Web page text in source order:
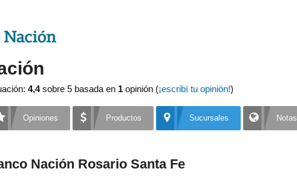
4,4sobre 5 basada en 1 opinión (¡escribí tu opinión!)
Opiniones Productos Sucursales Notas
Nación Rosario Santa Fe